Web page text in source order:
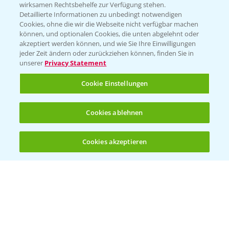
(noch 4)
T.+49 (0)174 346 564 1
KONTAKT
Hilfe in Notfällen
T.+49 (0)214/30-20220
Folgen Sie uns
wirksamen Rechtsbehelfe zur Verfügung stehen.
Detaillierte Informationen zu unbedingt notwendigen
Cookies, ohne die wir die Webseite nicht verfügbar machen
können, und optionalen Cookies, die unten abgelehnt oder
akzeptiert werden können, und wie Sie Ihre Einwilligungen
jeder Zeit ändern oder zurückziehen können, finden Sie in
unserer Privacy Statement
Cookie Einstellungen
Cookies ablehnen
Cookies akzeptieren